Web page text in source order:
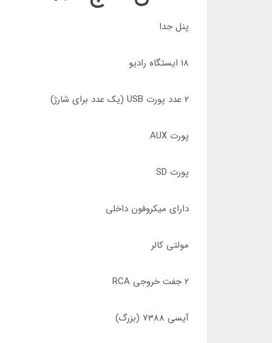
پنل جدا
18 ایستگاه رادیو
2 عدد پورت USB (یک عدد برای شارژ)
پورت AUX
پورت SD
دارای میکروفون داخلی
مولتی کالر
2 جفت خروجی RCA
آیسی 7388 (بزرگ)